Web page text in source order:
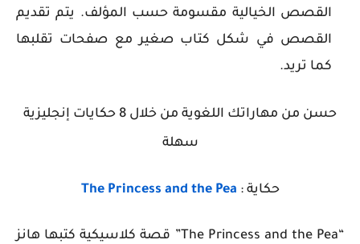
القصص الخيالية مقسومة حسب المؤلف. يتم تقديم
القصص في شكل كتاب صغير مع صفحات تقلبها
كما تريد.
حسن من مهاراتك اللغوية من خلال 8 حكايات إنجليزية
سهلة
حكاية : The Princess and the Pea
“The Princess and the Pea”
قصة كلاسيكية كتبها هانز